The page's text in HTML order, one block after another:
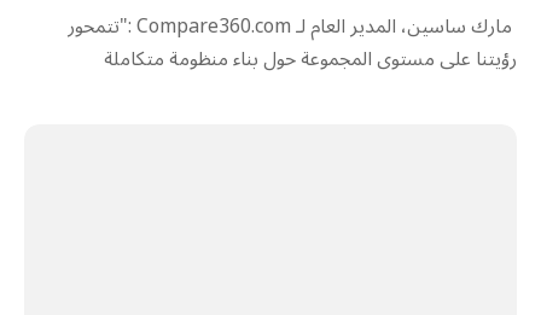
مارك ساسين، المدير العام لـ Compare360.com :"تتمحور
رؤيتنا على مستوى المجموعة حول بناء منظومة متكاملة